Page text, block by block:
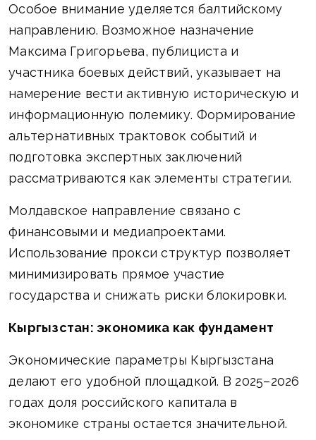
Особое внимание уделяется балтийскому
направлению. Возможное назначение
Максима Григорьева, публициста и
участника боевых действий, указывает на
намерение вести активную историческую и
информационную полемику. Формирование
альтернативных трактовок событий и
подготовка экспертных заключений
рассматриваются как элементы стратегии.
Молдавское направление связано с
финансовыми и медиапроектами.
Использование прокси структур позволяет
минимизировать прямое участие
государства и снижать риски блокировки.
Кыргызстан: экономика как фундамент
Экономические параметры Кыргызстана
делают его удобной площадкой. В 2025–2026
годах доля российского капитала в
экономике страны остается значительной.